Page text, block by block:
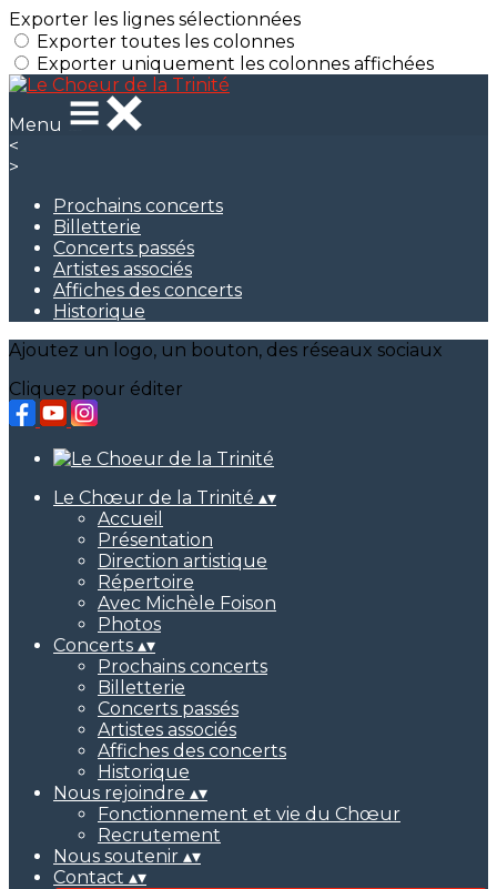
Exporter les lignes sélectionnées
Exporter toutes les colonnes
Exporter uniquement les colonnes affichées
Menu
<
>
Prochains concerts
Billetterie
Concerts passés
Artistes associés
Affiches des concerts
Historique
Ajoutez un logo, un bouton, des réseaux sociaux
Cliquez pour éditer
Le Chœur de la Trinité ▴▾
Accueil
Présentation
Direction artistique
Répertoire
Avec Michèle Foison
Photos
Concerts ▴▾
Prochains concerts
Billetterie
Concerts passés
Artistes associés
Affiches des concerts
Historique
Nous rejoindre ▴▾
Fonctionnement et vie du Chœur
Recrutement
Nous soutenir ▴▾
Contact ▴▾